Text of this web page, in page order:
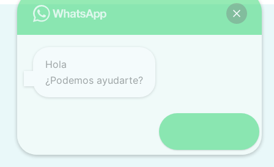
Hola
¿Podemos ayudarte?